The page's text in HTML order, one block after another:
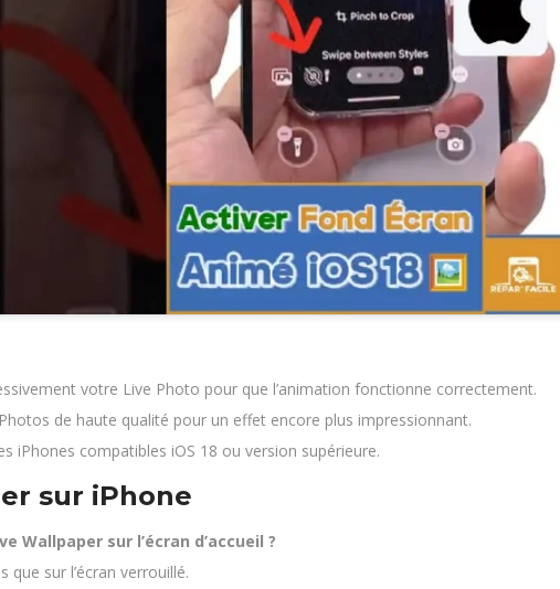
votre Live Photo pour que l’animation fonctionne correctement.
de haute qualité pour un effet encore plus impressionnant.
iPhones compatibles iOS 18 ou version supérieure.
sur iPhone
Wallpaper sur l’écran d’accueil ?
que sur l’écran verrouillé.